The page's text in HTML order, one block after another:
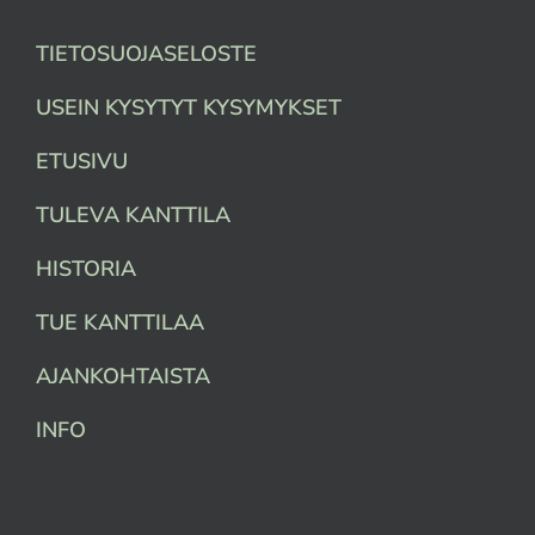
TIETOSUOJASELOSTE
USEIN KYSYTYT KYSYMYKSET
ETUSIVU
TULEVA KANTTILA
HISTORIA
TUE KANTTILAA
AJANKOHTAISTA
INFO